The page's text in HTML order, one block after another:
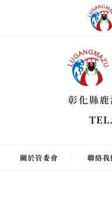
彰化縣
關於管委會 聯絡我